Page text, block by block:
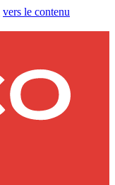
vers le contenu